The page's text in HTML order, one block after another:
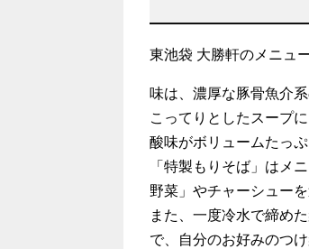
東池袋 大勝軒のメニュ
味は、濃厚な豚骨魚介
こってりとしたスープ
酸味がボリュームたっ
「特製もりそば」はメ
野菜」やチャーシュー
また、一度冷水で締め
で、自分のお好みのつ